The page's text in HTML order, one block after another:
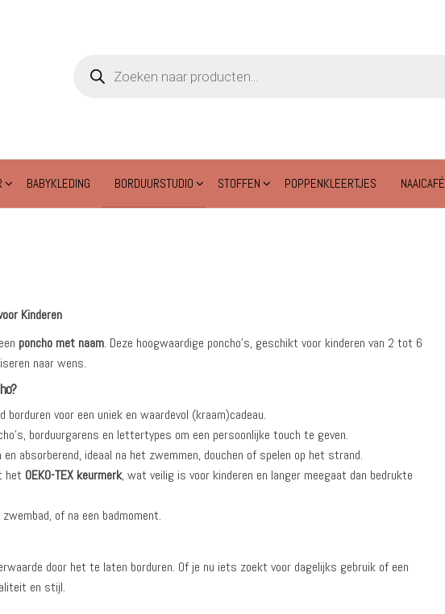
zoeken
BABYKLEDING BORDUURSTUDIO STOFFEN POPPENKLEERTJES NAAICAFÉ
Kinderen
poncho met naam. Deze hoogwaardige poncho’s, geschikt voor kinderen van 2 tot 6
naar wens.
borduren voor een uniek en waardevol (kraam)cadeau.
borduurgarens en lettertypes om een persoonlijke touch te geven.
absorberend, ideaal na het zwemmen, douchen of spelen op het strand.
het OEKO-TEX keurmerk, wat veilig is voor kinderen en langer meegaat dan bedrukte
of na een badmoment.
door het te laten borduren. Of je nu iets zoekt voor dagelijks gebruik of een
en stijl.